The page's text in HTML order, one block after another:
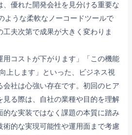
、優れた開発会社を見分ける重要な
ような柔軟なノーコードツールで
工夫次第で成果が大きく変わりま
用コストが下がります」「この機能
上します」といった、ビジネス視
会社は心強い存在です。初回のヒア
見る際は、自社の業種や目的を理解
的な実装ではなく課題の本質に踏み
術的な実現可能性や運用面まで考慮